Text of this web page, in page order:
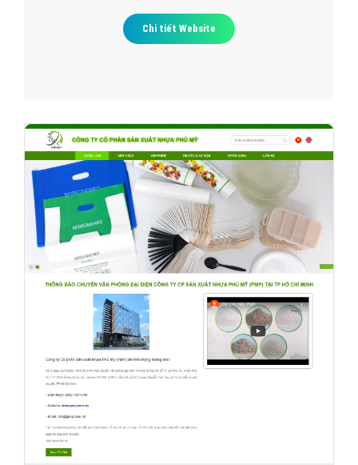
Chi tiết Website